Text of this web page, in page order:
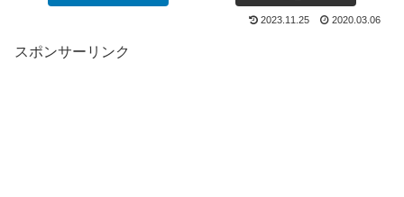
2023.11.25 2020.03.06
スポンサーリンク